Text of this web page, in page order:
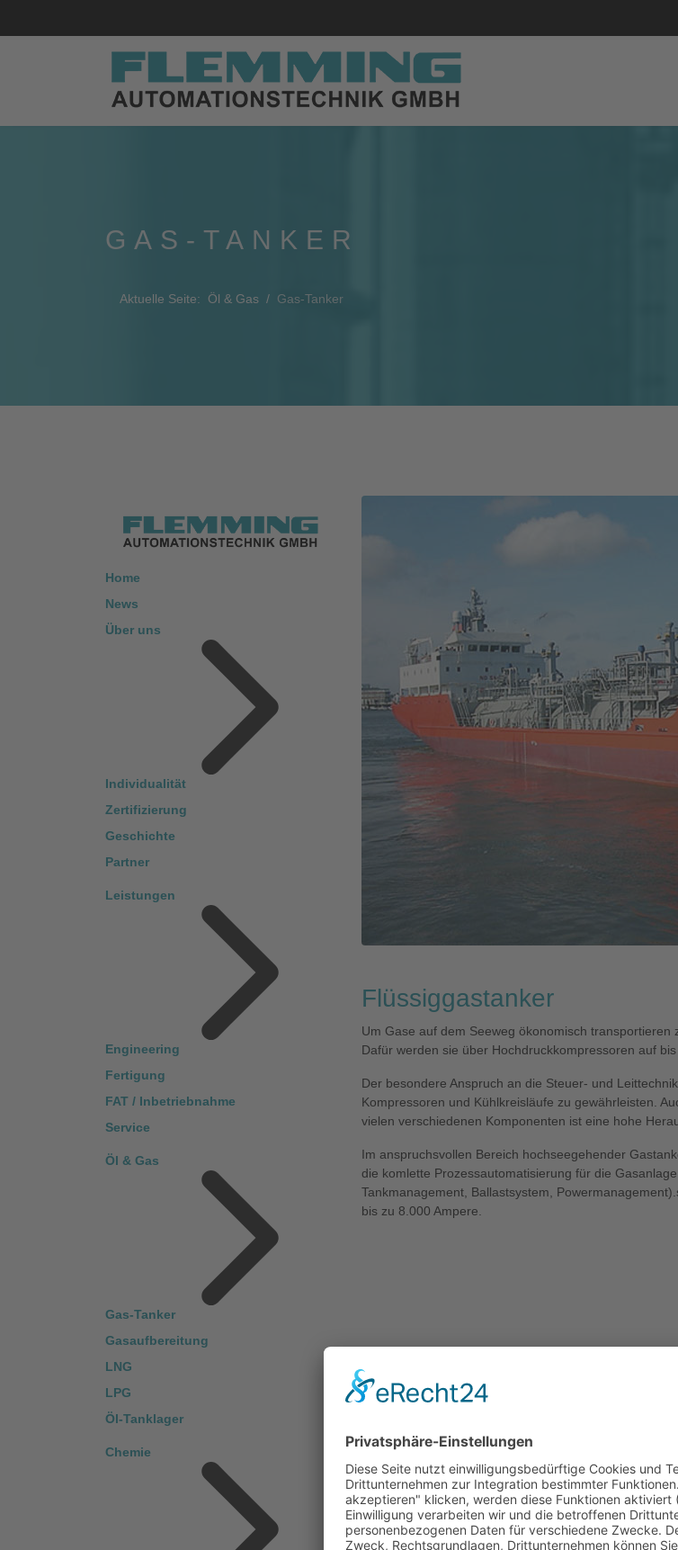
GAS-TANKER
Aktuelle Seite: Öl & Gas Gas-Tanker
Home
News
Über uns
Individualität
Zertifizierung
Geschichte
Partner
Leistungen
Engineering
Fertigung
FAT / Inbetriebnahme
Service
Öl & Gas
Gas-Tanker
Gasaufbereitung
LNG
LPG
Öl-Tanklager
Chemie
Flüssiggastanker
Um Gase auf dem Seeweg ökonomisch transportieren
Dafür werden sie über Hochdruckkompressoren auf
Der besondere Anspruch an die Steuer- und
Kompressoren und Kühlkreisläufe zu gewährleisten.
vielen verschiedenen Komponenten ist eine hohe
Im anspruchsvollen Bereich hochseegehender
die komlette Prozessautomatisierung für die
Tankmanagement, Ballastsystem,
bis zu 8.000 Ampere.